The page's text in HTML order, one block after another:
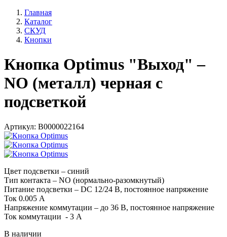
Главная
Каталог
СКУД
Кнопки
Кнопка Optimus "Выход" –
NO (металл) черная с
подсветкой
Артикул: В0000022164
Цвет подсветки – синий
Тип контакта – NO (нормально-разомкнутый)
Питание подсветки – DC 12/24 В, постоянное напряжение
Ток 0.005 А
Напряжение коммутации – до 36 В, постоянное напряжение
Ток коммутации - 3 А
В наличии